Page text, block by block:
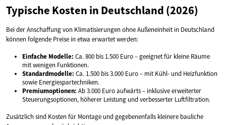
Typische Kosten in Deutschland (2026)
Bei der Anschaffung von Klimatisierungen ohne Außeneinheit in Deutschland
können folgende Preise in etwa erwartet werden:
Einfache Modelle: Ca. 800 bis 1.500 Euro – geeignet für kleine Räume
mit wenigen Funktionen.
Standardmodelle: Ca. 1.500 bis 3.000 Euro – mit Kühl- und Heizfunktion
sowie Energiespartechniken.
Premiumoptionen: Ab 3.000 Euro aufwärts – inklusive erweiterter
Steuerungsoptionen, höherer Leistung und verbesserter Luftfiltration.
Zusätzlich sind Kosten für Montage und gegebenenfalls kleinere bauliche